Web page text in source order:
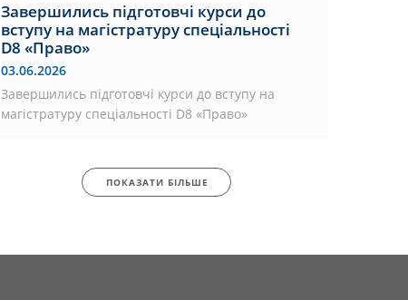
Завершились підготовчі курси до
вступу на магістратуру спеціальності
D8 «Право»
03.06.2026
Завершились підготовчі курси до вступу на
магістратуру спеціальності D8 «Право»
ПОКАЗАТИ БІЛЬШЕ